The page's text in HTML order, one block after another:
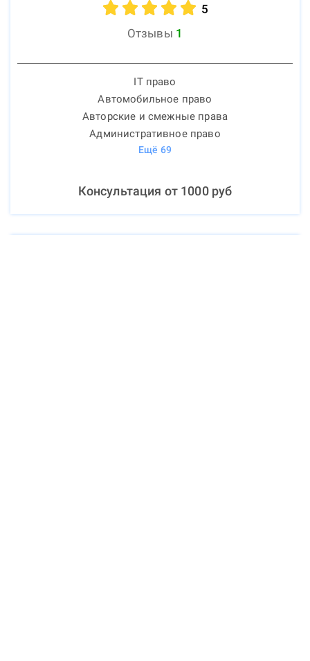
5
Отзывы 1
IT право
Автомобильное право
Авторские и смежные права
Административное право
Ещё 69
Консультация от 1000руб